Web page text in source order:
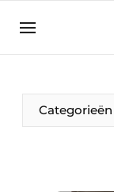
Bedrijven
Bouwen
Categorieën